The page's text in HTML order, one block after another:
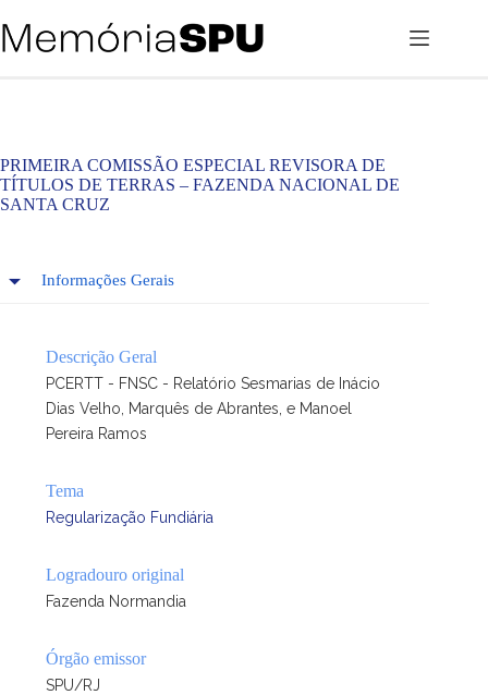
para
o
PRIMEIRA COMISSÃO ESPECIAL REVISORA DE
TÍTULOS DE TERRAS – FAZENDA NACIONAL DE
SANTA CRUZ
Informações Gerais
Descrição Geral
PCERTT - FNSC - Relatório Sesmarias de Inácio
Dias Velho, Marquês de Abrantes, e Manoel
Pereira Ramos
Tema
Regularização Fundiária
Logradouro original
Fazenda Normandia
Órgão emissor
SPU/RJ